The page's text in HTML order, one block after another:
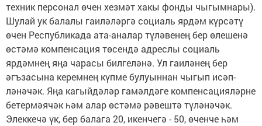
техник персонал өчен хезмәт хакы фонды чыгымнары).
Шулай ук балалы гаиләләргә социаль ярдәм күрсәтү
өчен Республикада ата-аналар түләвенең бер өлешенә
өстәмә компенсация төсендә адреслы социаль
ярдәмнең яңа чарасы билгеләнә. Ул гаиләнең бер
әгъзасына керемнең күпме булуыннан чыгып исәп-
ләнәчәк. Яңа кагыйдәләр гамәлдәге компенсацияләрне
бетермәячәк һәм алар өстәмә рәвештә түләнәчәк.
Элеккечә үк, бер балага 20, икенчегә - 50, өченче һәм